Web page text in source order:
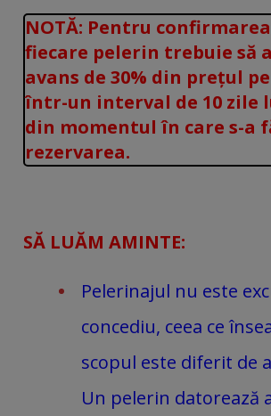
NOTĂ: Pentru
fiecare pelerin trebuie să
avans de 30% din prețul
într-un interval de 10 zile
din momentul în care s-a
rezervarea.
SĂ LUĂM AMINTE:
Pelerinajul nu este
concediu, ceea ce
scopul este diferit de
Un pelerin datorează